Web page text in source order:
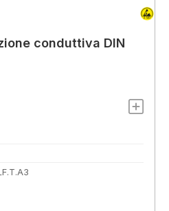
conduttiva DIN